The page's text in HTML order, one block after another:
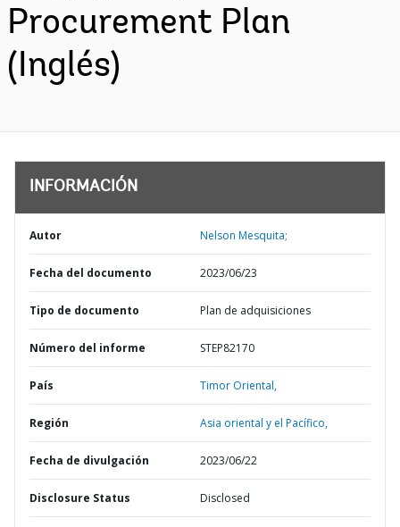
Procurement Plan
(Inglés)
INFORMACIÓN
Autor Nelson Mesquita;
Fecha del documento 2023/06/23
Tipo de documento Plan de adquisiciones
Número del informe STEP82170
País Timor Oriental,
Región Asia oriental y el Pacífico,
Fecha de divulgación 2023/06/22
Disclosure Status Disclosed